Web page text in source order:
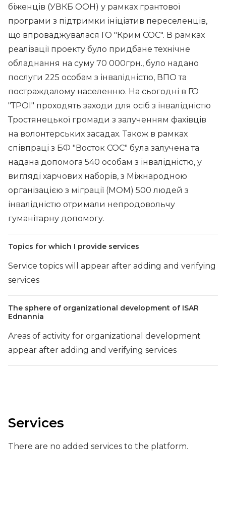
біженців (УВКБ ООН) у рамках грантової
програми з підтримки ініціатив переселенців,
що впроваджувалася ГО "Крим СОС". В рамках
реалізації проекту було придбане технічне
обладнання на суму 70 000грн., було надано
послуги 225 особам з інвалідністю, ВПО та
постраждалому населенню. На сьогодні в ГО
"ТРОІ" проходять заходи для осіб з інвалідністю
Тростянецької громади з залученням фахівців
на волонтерських засадах. Також в рамках
співпраці з БФ "Восток СОС" була залучена та
надана допомога 540 особам з інвалідністю, у
вигляді харчових наборів, з Міжнародною
організацією з міграції (МОМ) 500 людей з
інвалідністю отримали непродовольчу
гуманітарну допомогу.
Topics for which I provide services
Service topics will appear after adding and verifying
services
The sphere of organizational development of ISAR
Ednannia
Areas of activity for organizational development
appear after adding and verifying services
Services
There are no added services to the platform.